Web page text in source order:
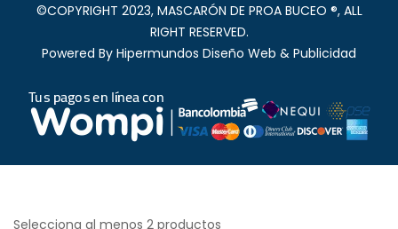
©COPYRIGHT 2023, MASCARÓN DE PROA BUCEO ®, ALL
RIGHT RESERVED.
Powered By Hipermundos Diseño Web & Publicidad
Selecciona al menos 2 productos